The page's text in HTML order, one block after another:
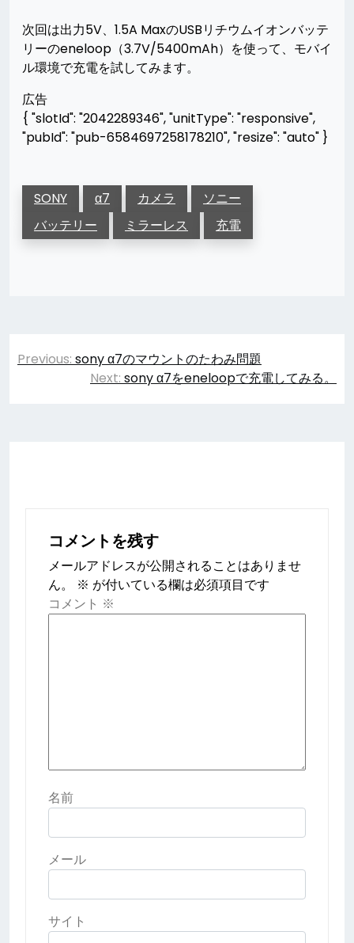
次回は出力5V、1.5A MaxのUSBリチウムイオンバッテ
リーのeneloop（3.7V/5400mAh）を使って、モバイ
ル環境で充電を試してみます。
広告
{ "slotId": "2042289346", "unitType": "responsive",
"pubId": "pub-6584697258178210", "resize": "auto" }
SONY α7 カメラ
ソニー
バッテリー
ミラーレス 充電
投
Previous: sony α7のマウントのたわみ問題
Next: sony α7をeneloopで充電してみる。
コメントを残す
メールアドレスが公開されることはありませ
ん。
※ が付いている欄は必須項目です
コメント ※
名前
メール
サイト